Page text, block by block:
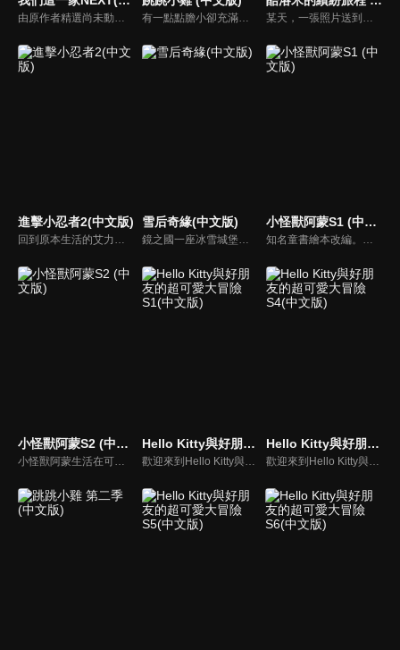
有一點點膽小卻充滿好奇心的「帶骨雞」，和總是用小跳步靠過來的舞蹈老師「小跳步青蛙老師」，以及其他具有獨特個性的夥伴們跳舞大活耀！在家裡和各種地方以「身體動了，心也舞動了起來♪」為主題的角色人物。這是關於不可思議的夥伴們與愉快舞蹈的故事。
進擊小忍者2(中文版)
回到原本生活的艾力克斯，正煩惱著和潔西卡之間的關係不順遂，此時忍者突然以刺蝟之姿出現在他面前，原來艾普明快要被釋放了！憑藉著艾力克斯聰明的腦袋，他們來到泰國，艾力克斯和忍者也在不斷磨合中，成為最佳拍檔，甚至團隊還多了尚恩加入！
雪后奇緣(中文版)
鏡之國一座冰雪城堡，冰雪女王警告女兒艾拉神祕封印下住著邪惡的冰雪妖魔。山精旅行家來到冰雪城堡探險，卻意外打開封印，釋放出邪惡冰雪妖魔不僅擾亂鏡之國和人類世界。艾拉和山精一起尋找冒險家凱和格爾達，只有他們能幫助對付冰雪妖魔。究竟他們能否擊敗這些冰雪妖魔，解除鏡之國和人類世界的危機？
小怪獸阿蒙S1 (中文版)
知名童書繪本改編。故事講述的是小怪獸阿蒙醜醜的外表下，有著一顆敏感細膩的心。他希望有人能愛他，包容他，陪伴他，愛他本來的樣子。這個系列圍繞“愛”的主題，恰恰是父母對孩子所有愛的表現。
小怪獸阿蒙S2 (中文版)
小怪獸阿蒙生活在可愛的絨毛鎮上，他每天都會面對一些有趣的挑戰。幸運地是他是你見過最有愛心的小怪獸，並且在他的朋友們的幫助下，他會從中找到正確的事去做(即使他還不知道那是什麼)，學會跟隨他自己的內心。
Hello Kitty與好朋友的超可愛大冒險S1(中文版)
歡迎來到Hello Kitty與好朋友的超可愛大冒險!與Hello Kitty, 大眼蛙, 酷企鵝, 美樂蒂, 布丁狗還有酷洛米, 準備和朋友們一起經歷有趣的冒險吧!
Hello Kitty與好朋友的超可愛大冒險S4(中文版)
歡迎來到Hello Kitty與好朋友的超可愛大冒險!與Hello Kitty, 大眼蛙, 酷企鵝, 美樂蒂, 布丁狗還有酷洛米, 準備和朋友們一起經歷有趣的冒險吧!